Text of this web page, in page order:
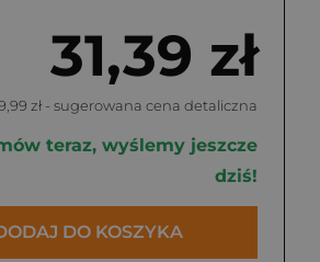
31,39 zł
zł - sugerowana cena detaliczna
teraz, wyślemy jeszcze
dziś!
DO KOSZYKA